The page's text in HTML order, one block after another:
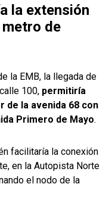
la extensión
de
la EMB, la llegada de
100, permitiría
la avenida 68 con
Primero de Mayo.
facilitaría la conexión
en la Autopista Norte
el nodo de la